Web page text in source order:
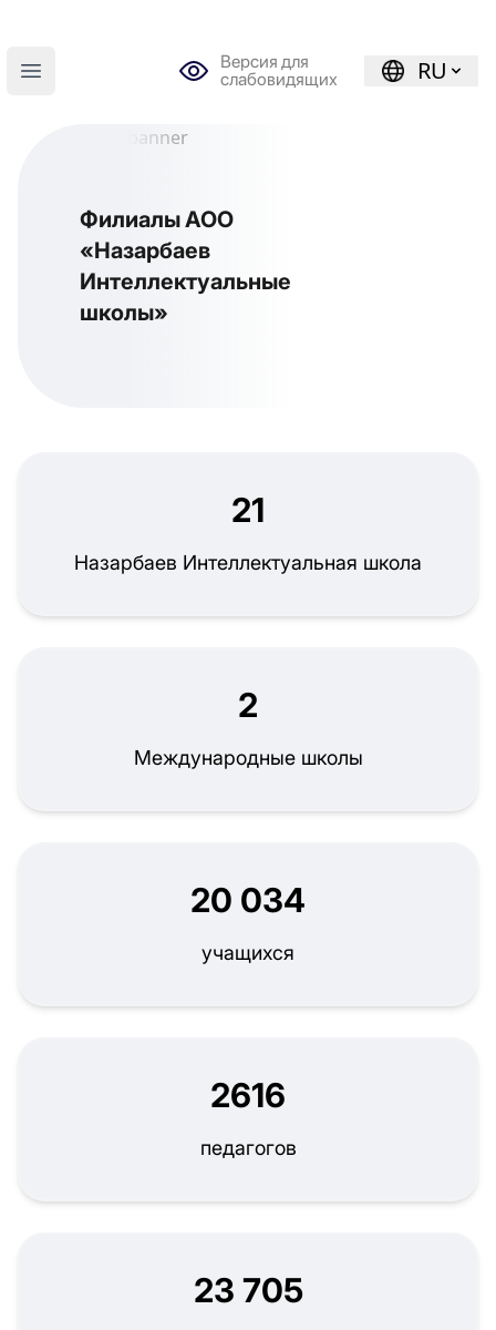
Open main menu
Версия для
слабовидящих
RU
Филиалы АОО
«Назарбаев
Интеллектуальные
школы»
21
Назарбаев Интеллектуальная школа
2
Международные школы
20 034
учащихся
2616
педагогов
23 705